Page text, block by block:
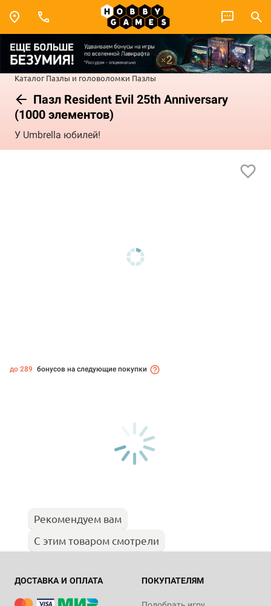
Каталог Пазлы и головоломки Пазлы
Пазл Resident Evil 25th Anniversary
(1000 элементов)
У Umbrella юбилей!
до 289 бонусов на следующие покупки
Рекомендуем вам
С этим товаром смотрели
ДОСТАВКА И ОПЛАТА ПОКУПАТЕЛЯМ